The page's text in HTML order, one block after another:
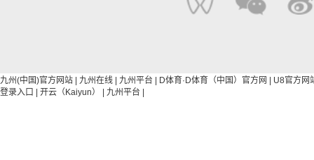
九州(中国)官方网站 | 九州在线 | 九州平台 | D体育·D体育（中国）官方网 | U8官方网
登录入口 | 开云（Kaiyun） | 九州平台 |